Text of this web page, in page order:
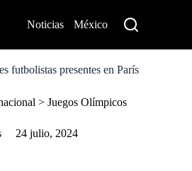
Noticias México
futbolistas presentes en París
> Juegos Olímpicos
24 julio, 2024